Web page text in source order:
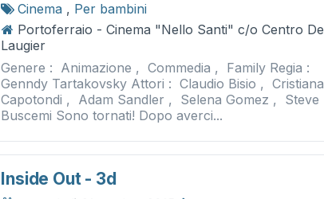
Cinema , Per bambini
Portoferraio - Cinema "Nello Santi" c/o Centro De
Laugier
Genere : Animazione , Commedia , Family Regia :
Genndy Tartakovsky Attori : Claudio Bisio , Cristiana
Capotondi , Adam Sandler , Selena Gomez , Steve
Buscemi Sono tornati! Dopo averci...
Inside Out - 3d